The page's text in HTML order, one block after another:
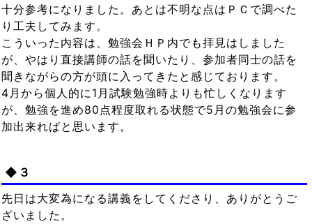
十分参考になりました。あとは不明な点はＰＣで調べた
り工夫してみます。
こういった内容は、勉強会ＨＰ内でも拝見はしました
が、やはり直接講師の話を聞いたり、参加者同士の話を
聞きながらの方が頭に入ってきたと感じております。
4月から個人的に1月試験勉強時よりも忙しくなります
が、勉強を進め80点程度取れる状態で5月の勉強会に参
加出来ればと思います。
◆３
先日は大変為になる講義をしてくださり、ありがとうご
ざいました。